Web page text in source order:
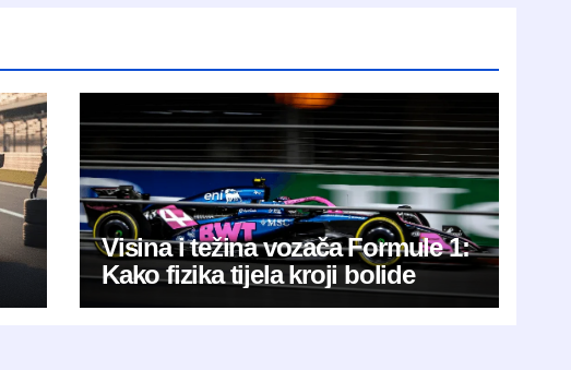
Visina i težina vozača Formule 1:
Kako fizika tijela kroji bolide